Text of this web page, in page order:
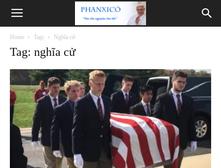
Phanxicô
Home Tags Nghĩa cử
Tag: nghĩa cử